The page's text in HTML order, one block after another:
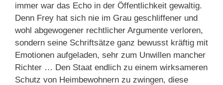
immer war das Echo in der Öffentlichkeit gewaltig.
Denn Frey hat sich nie im Grau geschliffener und
wohl abgewogener rechtlicher Argumente verloren,
sondern seine Schriftsätze ganz bewusst kräftig mit
Emotionen aufgeladen, sehr zum Unwillen mancher
Richter … Den Staat endlich zu einem wirksameren
Schutz von Heimbewohnern zu zwingen, diese